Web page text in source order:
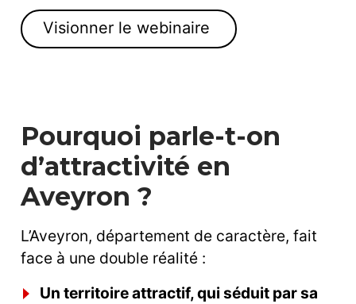
Visionner le webinaire
Pourquoi parle-t-on
d’attractivité en
Aveyron ?
L’Aveyron, département de caractère, fait
face à une double réalité :
Un territoire attractif, qui séduit par sa